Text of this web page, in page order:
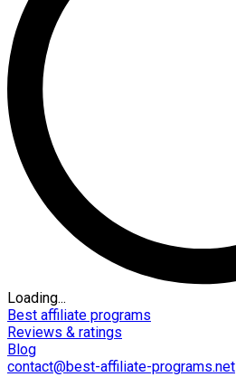
Loading...
Best affiliate programs
Reviews & ratings
Blog
contact@best-affiliate-programs.net